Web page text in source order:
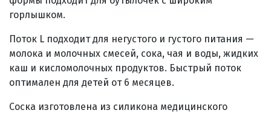
горлышком.
Поток L подходит для негустого и густого питания —
молока и молочных смесей, сока, чая и воды, жидких
каш и кисломолочных продуктов. Быстрый поток
оптимален для детей от 6 месяцев.
Соска изготовлена из силикона медицинского